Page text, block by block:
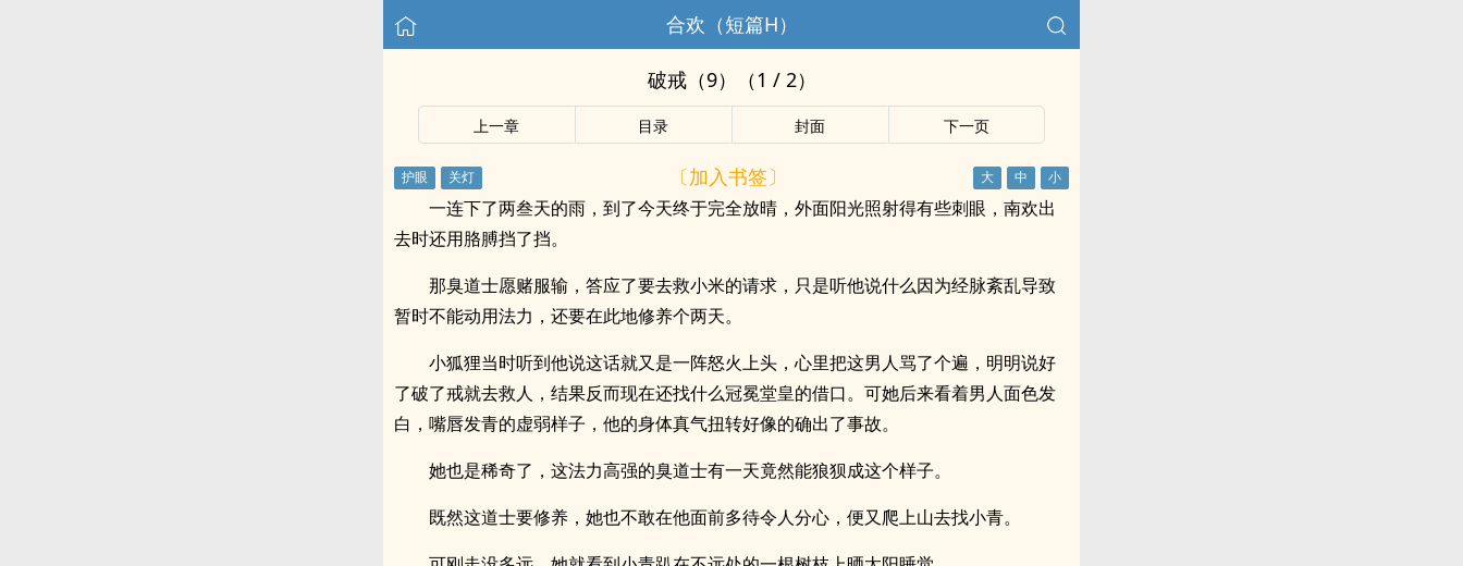
合欢（短篇H）
破戒（9）（1 / 2）
上一章 目录 封面 下一页
〔加入书签〕
一连下了两叁天的雨，到了今天终于完全放晴，外面阳光照射得有些刺眼，南欢出
去时还用胳膊挡了挡。
那臭道士愿赌服输，答应了要去救小米的请求，只是听他说什么因为经脉紊乱导致
暂时不能动用法力，还要在此地修养个两天。
小狐狸当时听到他说这话就又是一阵怒火上头，心里把这男人骂了个遍，明明说好
了破了戒就去救人，结果反而现在还找什么冠冕堂皇的借口。可她后来看着男人面色发
白，嘴唇发青的虚弱样子，他的身体真气扭转好像的确出了事故。
她也是稀奇了，这法力高强的臭道士有一天竟然能狼狈成这个样子。
既然这道士要修养，她也不敢在他面前多待令人分心，便又爬上山去找小青。